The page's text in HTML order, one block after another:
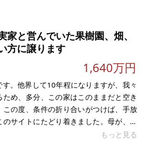
嘉久志町 土地：(宅地)154.83㎡、
造： 現況：空き家、雑種地 希望価格
家と営んでいた果樹園、畑、
方に譲ります
1,640万円
。他界して10年程になりますが、我々
め、多分、この家はこのままだと空き
の度、条件の折り合いがつけば、手放
のサイトにたどり着きました。母が、生
た関係で、柿(富有柿)が100本程植わって
もっと見る